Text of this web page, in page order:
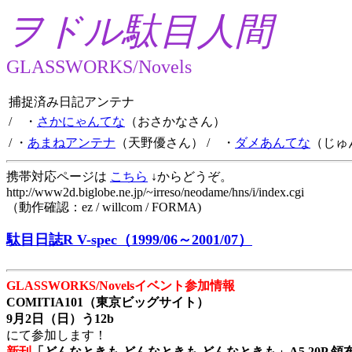
ヲドル駄目人間
GLASSWORKS/Novels
捕捉済み日記アンテナ
/ ・ さかにゃんてな （おさかなさん）
/ ・ あまねアンテナ （天野優さん） / ・ ダメあんてな （じ
携帯対応ページは こちら ↓からどうぞ。
http://www2d.biglobe.ne.jp/~irreso/neodame/hns/i/index.cgi
（動作確認：ez / willcom / FORMA)
駄目日誌R V-spec（1999/06～2001/07）
GLASSWORKS/Novelsイベント参加情報
COMITIA101（東京ビッグサイト）
9月2日（日）う12b
にて参加します！